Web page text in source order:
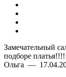
Замечательный
подборе платья!!!!
Ольга —